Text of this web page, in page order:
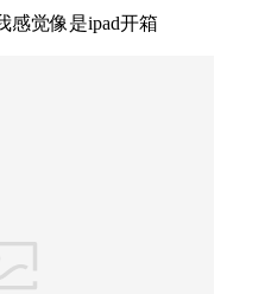
感觉像是ipad开箱